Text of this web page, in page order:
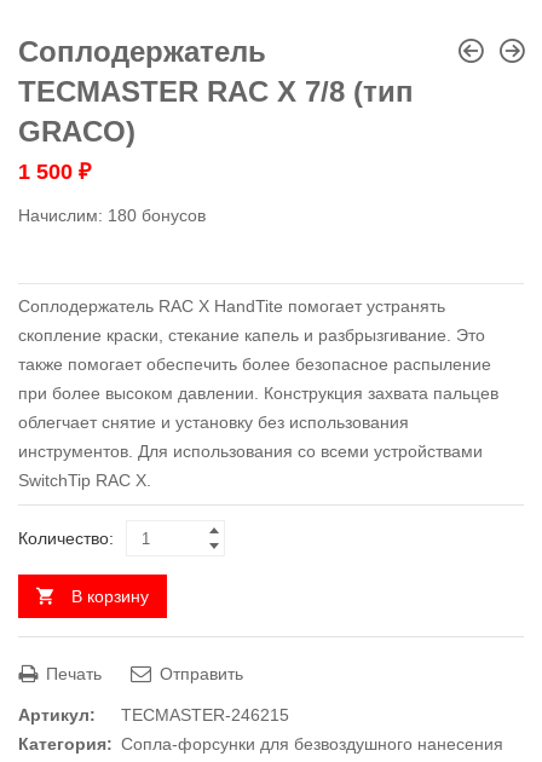
Соплодержатель
TECMASTER RAC X 7/8 (тип
GRACO)
1 500 ₽
Начислим: 180 бонусов
Соплодержатель RAC X HandTite помогает устранять
скопление краски, стекание капель и разбрызгивание. Это
также помогает обеспечить более безопасное распыление
при более высоком давлении. Конструкция захвата пальцев
облегчает снятие и установку без использования
инструментов. Для использования со всеми устройствами
SwitchTip RAC X.
Количество:
В корзину
Печать Отправить
Артикул:
TECMASTER-246215
Категория: Сопла-форсунки для безвоздушного нанесения